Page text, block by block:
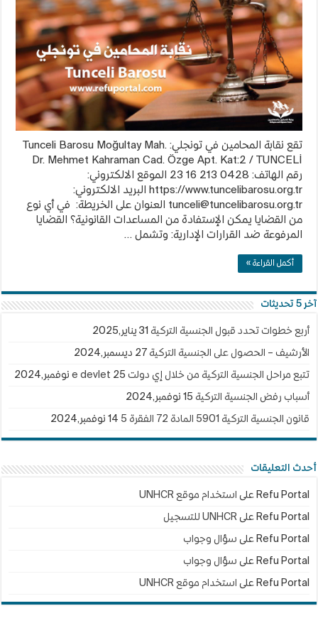
تونجلي
Tunceli
Barosu
مغلقة
تقع نقابة المحامين في تونجلي: Tunceli Barosu Moğultay Mah.
Dr. Mehmet Kahraman Cad. Özge Apt. Kat:2 / TUNCELİ
رقم الهاتف: 0428 213 16 23 الموقع الالكتروني:
https://www.tuncelibarosu.org.tr البريد الالكتروني:
tunceli@tuncelibarosu.org.tr العنوان على الخريطة: في أي نوع
من القضايا يمكن الإستفادة من المساعدات القانونية؟ القضايا
المرفوعة ضد القرارات الإدارية: وتشمل …
أكمل القراءة »
آخر 5 تحديثات
أربع خطوات تحدد قبول الجنسية التركية 31 يناير,2025
الأرشيف – الحصول على الجنسية التركية 27 ديسمبر,2024
تتبع مراحل الجنسية التركية من خلال إي دولت e devlet 25 نوفمبر,2024
أسباب رفض الجنسية التركية 15 نوفمبر,2024
قانون الجنسية التركية 5901 المادة 72 الفقرة 5 14 نوفمبر,2024
أحدث التعليقات
Refu Portal على استخدام موقع UNHCR
Refu Portal علىUNHCR للتسجيل
Refu Portal على سؤال وجواب
Refu Portal على سؤال وجواب
Refu Portal على استخدام موقع UNHCR